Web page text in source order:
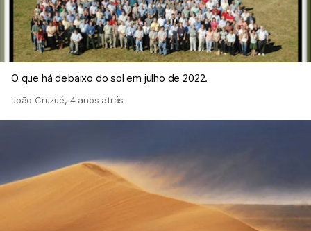
O que há debaixo do sol em julho de 2022.
João Cruzué, 4 anos atrás